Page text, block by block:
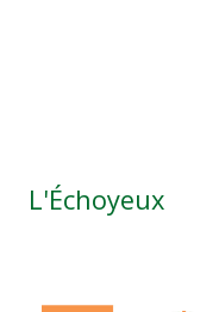
L'Échoyeux